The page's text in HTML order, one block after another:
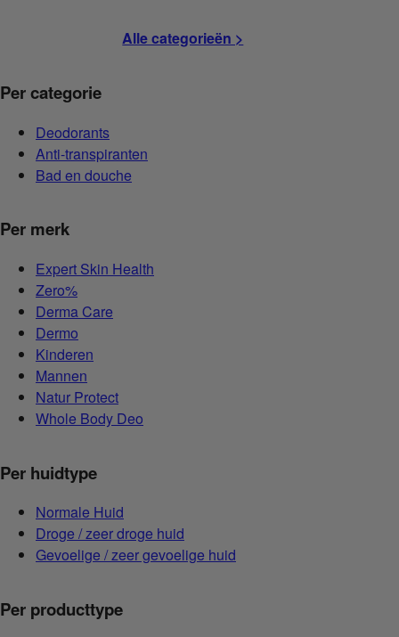
Alle categorieën >
Per categorie
Deodorants
Anti-transpiranten
Bad en douche
Per merk
Expert Skin Health
Zero%
Derma Care
Dermo
Kinderen
Mannen
Natur Protect
Whole Body Deo
Per huidtype
Normale Huid
Droge / zeer droge huid
Gevoelige / zeer gevoelige huid
Per producttype